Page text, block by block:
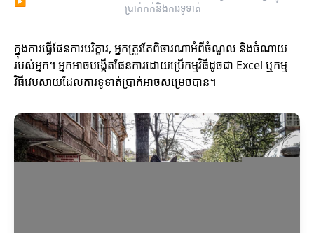
ប្រាក់កក់និងការទូទាត់
ក្នុងការធ្វើផែនការបរិក្ខារ, អ្នកត្រូវតែពិចារណាអំពីចំណូល និងចំណាយ
របស់អ្នក។ អ្នកអាចបង្កើតផែនការដោយប្រើកម្មវិធីដូចជា Excel ឬកម្ម
វិធីវេបសាយដែលការទូទាត់ប្រាក់អាចសម្រេចបាន។